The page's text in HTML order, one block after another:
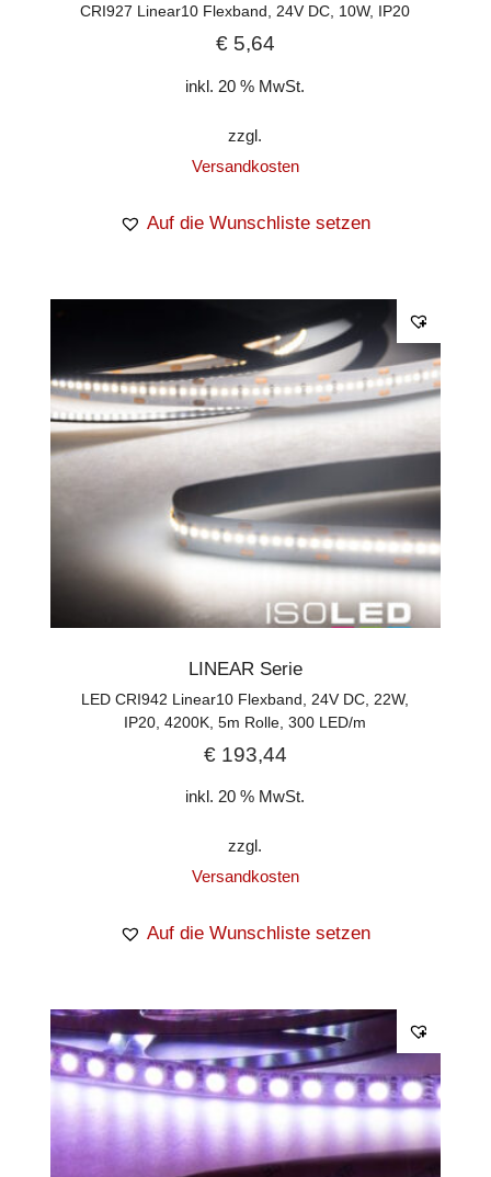
CRI927 Linear10 Flexband, 24V DC, 10W, IP20
€5,64
inkl. 20 % MwSt.
zzgl.
Versandkosten
Auf die Wunschliste setzen
LINEAR Serie
LED CRI942 Linear10 Flexband, 24V DC, 22W,
IP20, 4200K, 5m Rolle, 300 LED/m
€193,44
inkl. 20 % MwSt.
zzgl.
Versandkosten
Auf die Wunschliste setzen